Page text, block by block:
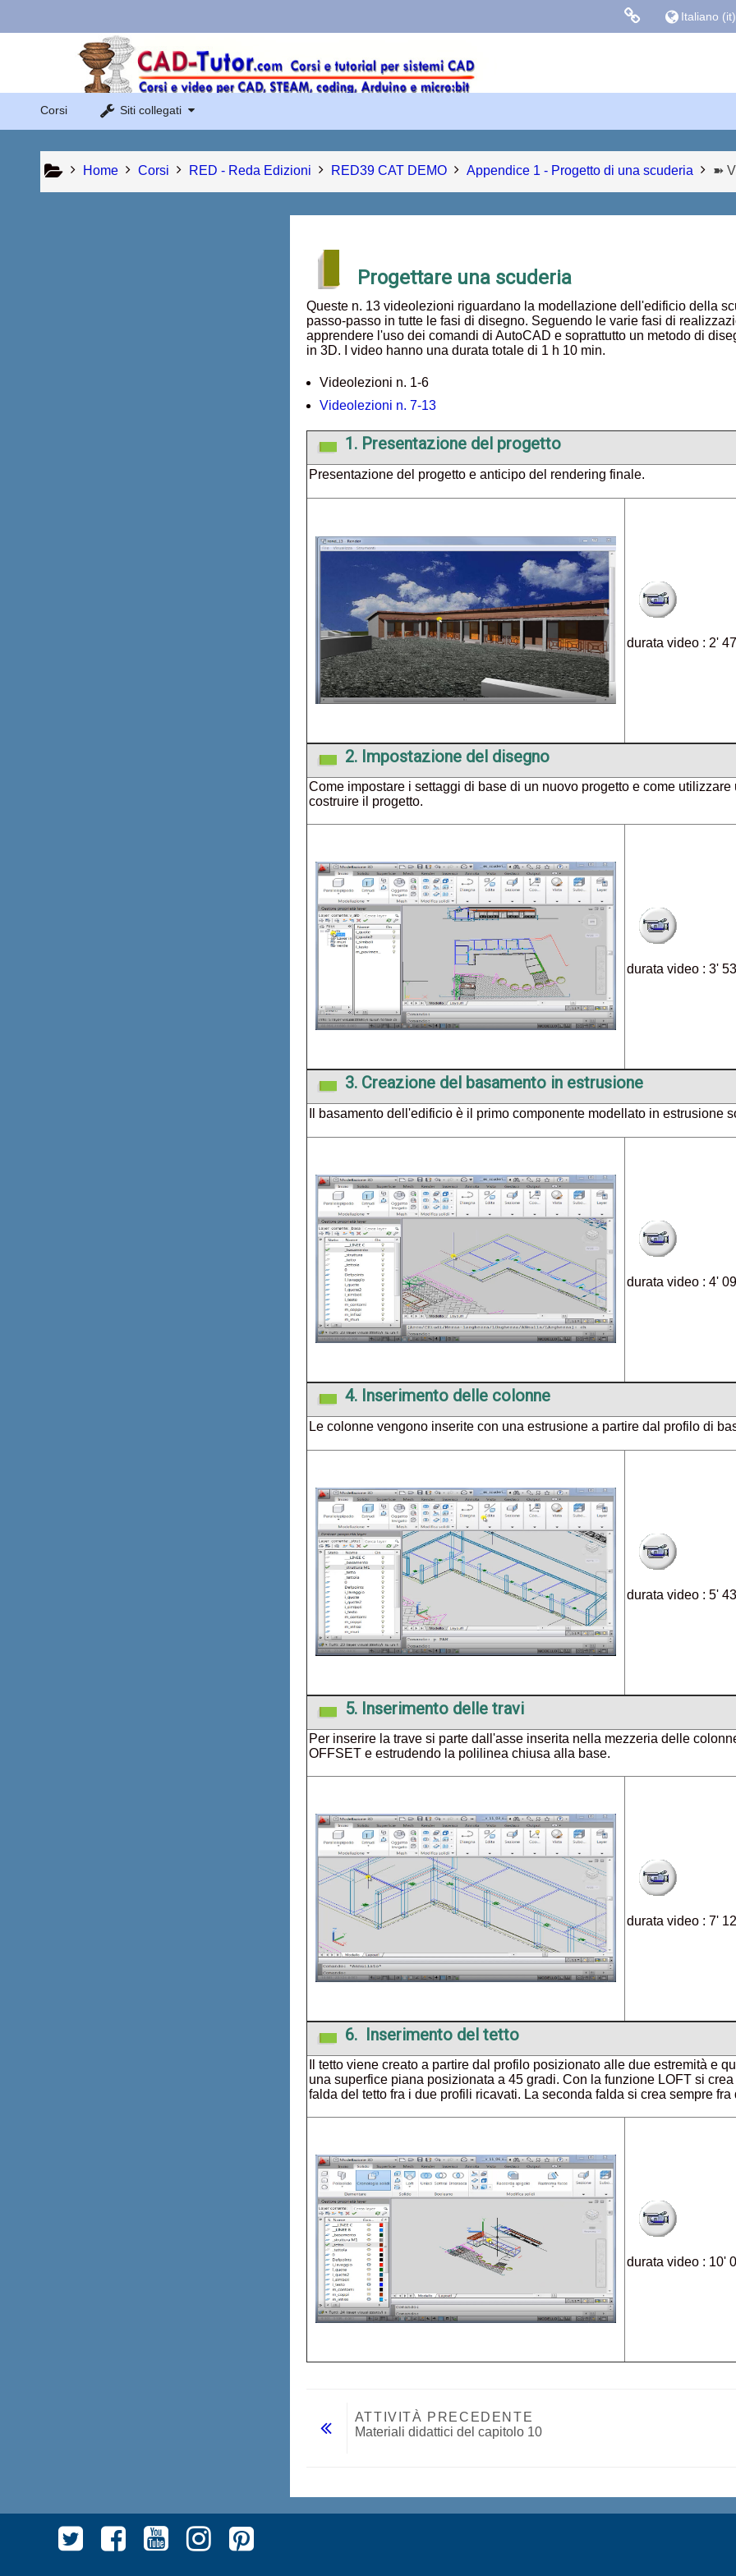
Links Menu
Sito di Corsi in Rete
Sito dei corsi online di AutoCAD
Links
Blog
Italiano ‎(it)‎
Corsi Siti collegati
Home Corsi RED - Reda Edizioni RED39 CAT DEMO Appendice 1 - Progetto di una scuderia ➽
Progettare una scuderia
Queste n. 13 videolezioni riguardano la modellazione dell'edificio della
passo-passo in tutte le fasi di disegno. Seguendo le varie fasi di
apprendere l'uso dei comandi di AutoCAD e soprattutto un metodo di
in 3D. I video hanno una durata totale di 1 h 10 min.
Videolezioni n. 1-6
Videolezioni n. 7-13
1. Presentazione del progetto
Presentazione del progetto e anticipo del rendering finale.
durata video : 2'
2. Impostazione del disegno
Come impostare i settaggi di base di un nuovo progetto e come
costruire il progetto.
durata video : 3'
3. Creazione del basamento in estrusione
Il basamento dell'edificio è il primo componente modellato in estrusione
durata video : 4'
4. Inserimento delle colonne
Le colonne vengono inserite con una estrusione a partire dal profilo di
durata video : 5'
5. Inserimento delle travi
Per inserire la trave si parte dall'asse inserita nella mezzeria delle
OFFSET e estrudendo la polilinea chiusa alla base.
durata video : 7'
6. Inserimento del tetto
Il tetto viene creato a partire dal profilo posizionato alle due estremità e
una superfice piana posizionata a 45 gradi. Con la funzione LOFT si
falda del tetto fra i due profili ricavati. La seconda falda si crea sempre
durata video : 10'
ATTIVITÀ PRECEDENTE
Materiali didattici del capitolo 10